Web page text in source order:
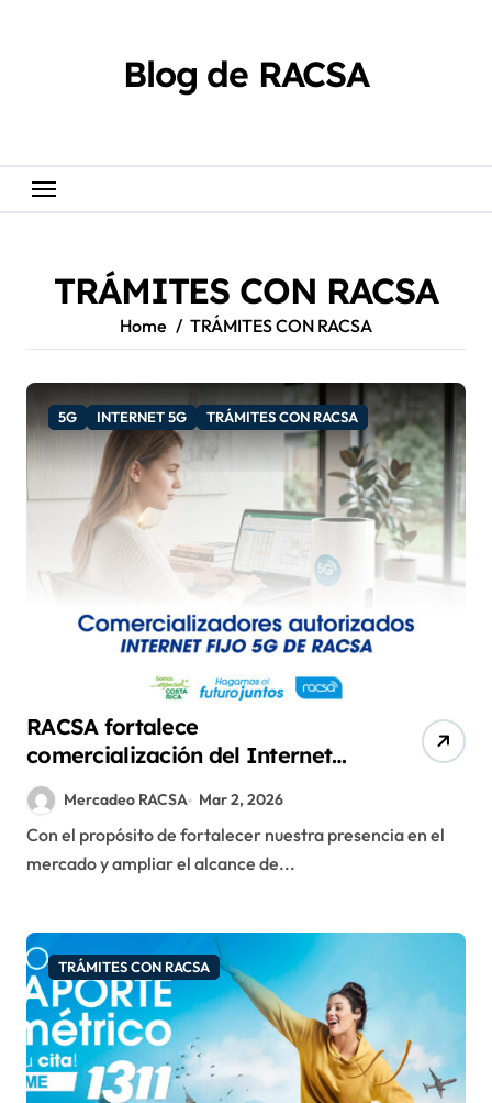
Blog de RACSA
TRÁMITES CON RACSA
Home TRÁMITES CON RACSA
5G INTERNET 5G TRÁMITES CON RACSA
RACSA fortalece
comercialización del Internet
Fijo 5G con nuevos puntos de
ventaMercadeo RACSA Mar 2, 2026
Con el propósito de fortalecer nuestra presencia en el
mercado y ampliar el alcance de...
TRÁMITES CON RACSA